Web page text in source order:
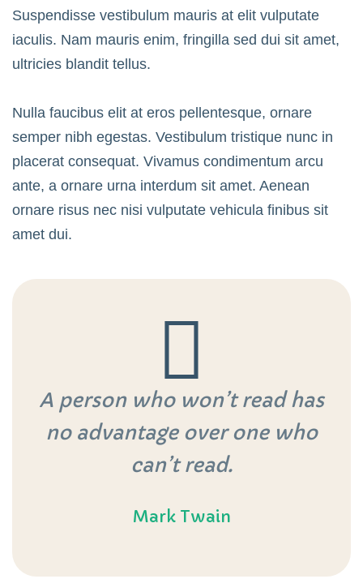
Suspendisse vestibulum mauris at elit vulputate
iaculis. Nam mauris enim, fringilla sed dui sit amet,
ultricies blandit tellus.
Nulla faucibus elit at eros pellentesque, ornare
semper nibh egestas. Vestibulum tristique nunc in
placerat consequat. Vivamus condimentum arcu
ante, a ornare urna interdum sit amet. Aenean
ornare risus nec nisi vulputate vehicula finibus sit
amet dui.
A person who won’t read has
no advantage over one who
can’t read.
Mark Twain